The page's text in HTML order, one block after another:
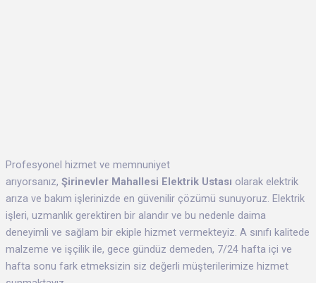
Profesyonel hizmet ve memnuniyet
arıyorsanız, Şirinevler Mahallesi Elektrik Ustası olarak elektrik
arıza ve bakım işlerinizde en güvenilir çözümü sunuyoruz. Elektrik
işleri, uzmanlık gerektiren bir alandır ve bu nedenle daima
deneyimli ve sağlam bir ekiple hizmet vermekteyiz. A sınıfı kalitede
malzeme ve işçilik ile, gece gündüz demeden, 7/24 hafta içi ve
hafta sonu fark etmeksizin siz değerli müşterilerimize hizmet